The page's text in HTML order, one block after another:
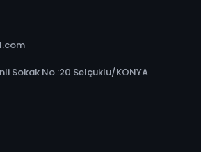
Sokak No.:20 Selçuklu/KONYA